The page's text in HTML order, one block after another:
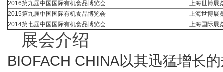
2016第九届中国国际有机食品博览会
上海世博展
2015第九届中国国际有机食品博览会
上海世博展
2014第七届中国国际有机食品博览会
上海国际展
展会介绍
BIOFACH CHINA以其迅猛增长